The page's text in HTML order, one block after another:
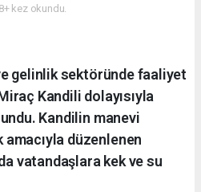
kez okundu.
gelinlik sektöründe faaliyet
Kandili dolayısıyla
Kandilin manevi
düzenlenen
vatandaşlara kek ve su